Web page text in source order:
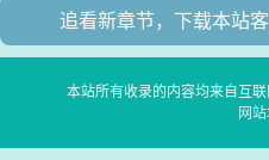
追看新章节，下载本站
本站所有收录的内容均来自互
网